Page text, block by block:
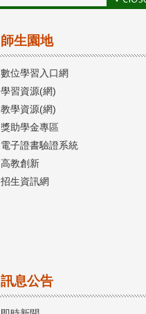
師生園地
數位學習入口網
學習資源(網)
教學資源(網)
獎助學金專區
電子證書驗證系統
高教創新
招生資訊網
訊息公告